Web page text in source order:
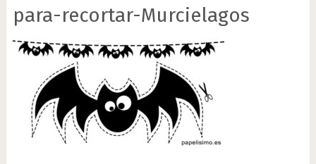
para-recortar-Murcielagos